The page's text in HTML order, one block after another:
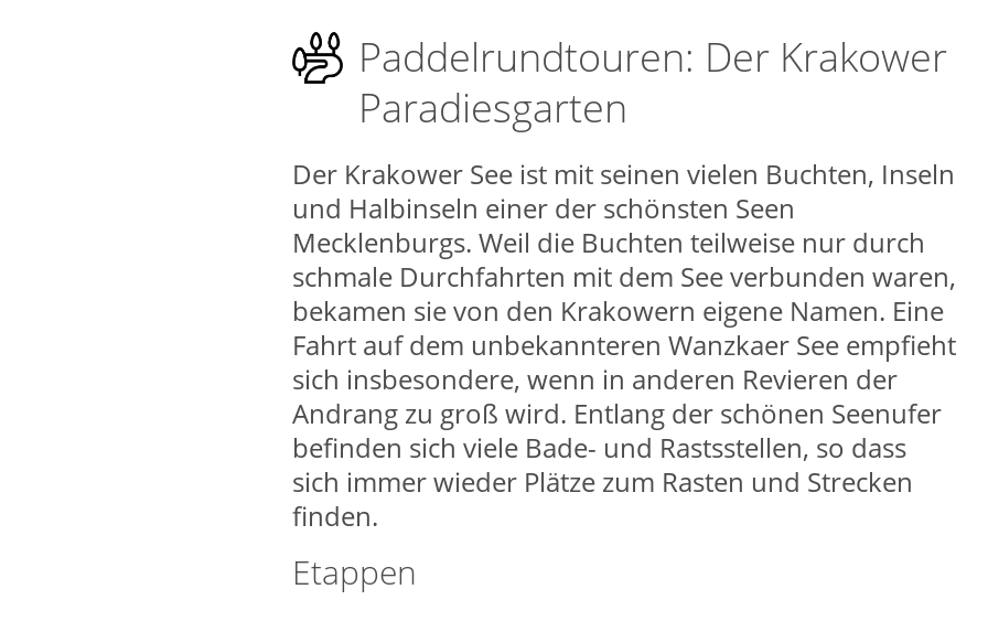
Paddelrundtouren: Der Krakower
Paradiesgarten
Der Krakower See ist mit seinen vielen Buchten, Inseln
und Halbinseln einer der schönsten Seen
Mecklenburgs. Weil die Buchten teilweise nur durch
schmale Durchfahrten mit dem See verbunden waren,
bekamen sie von den Krakowern eigene Namen. Eine
Fahrt auf dem unbekannteren Wanzkaer See empfieht
sich insbesondere, wenn in anderen Revieren der
Andrang zu groß wird. Entlang der schönen Seenufer
befinden sich viele Bade- und Rastsstellen, so dass
sich immer wieder Plätze zum Rasten und Strecken
finden.
Etappen